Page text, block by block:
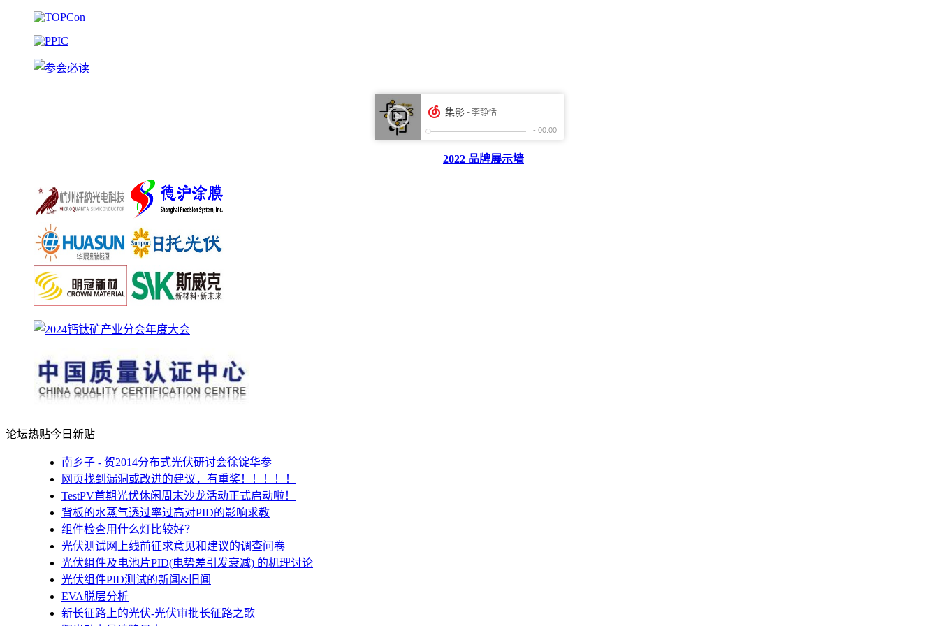
2022 品牌展示墙
论坛热贴今日新贴
南乡子 - 贺2014分布式光伏研讨会徐锭华参
网页找到漏洞或改进的建议，有重奖！！！！！
TestPV首期光伏休闲周末沙龙活动正式启动啦！
背板的水蒸气透过率过高对PID的影响求教
组件检查用什么灯比较好？
光伏测试网上线前征求意见和建议的调查问卷
光伏组件及电池片PID(电势差引发衰减) 的机理讨论
光伏组件PID测试的新闻&旧闻
EVA脱层分析
新长征路上的光伏-光伏审批长征路之歌